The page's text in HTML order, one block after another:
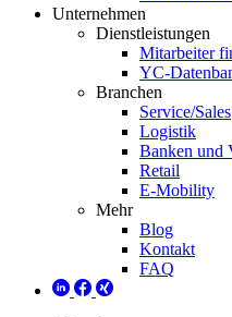
Unternehmen
Dienstleistungen
Mitarbeiter
YC-
Branchen
Service/Sales
Logistik
Banken und
Retail
E-Mobility
Mehr
Blog
Kontakt
FAQ